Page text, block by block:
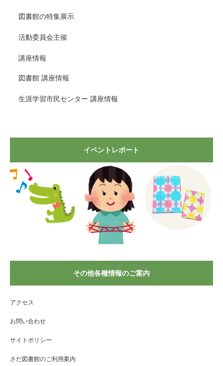
図書館の特集展示
活動委員会主催
講座情報
図書館 講座情報
生涯学習市民センター 講座情報
イベントレポート
その他各種情報のご案内
アクセス
お問い合わせ
サイトポリシー
さだ図書館のご利用案内